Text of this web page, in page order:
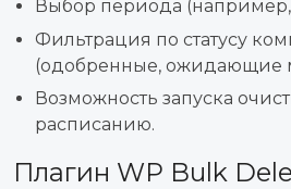
Выбор периода (например,
Фильтрация по статусу
(одобренные, ожидающие
Возможность запуска
расписанию.
Плагин WP Bulk